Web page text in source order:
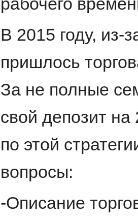
В 2015 году, из-
пришлось
За не полные
свой депозит на
по этой
вопросы:
-Описание